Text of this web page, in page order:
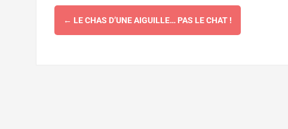
Navigation
d'article
← LE CHAS D’UNE AIGUILLE… PAS LE CHAT !